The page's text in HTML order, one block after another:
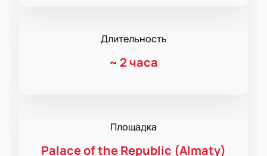
Длительность
~ 2 часа
Площадка
Palace of the Republic (Almaty)